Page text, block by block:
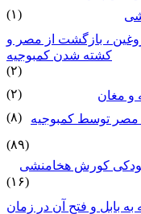
(۱)
، بازگشت از مصر و
کشته شدن کمبوجیه
(۲)
و مغان
(۲)
توسط کمبوجیه
(۸)
(۸۹)
کورش هخامنشی
(۱۶)
به بابل و فتح آن در زمان